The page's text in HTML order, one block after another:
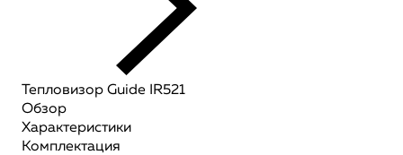
Тепловизор Guide IR521
Обзор
Характеристики
Комплектация